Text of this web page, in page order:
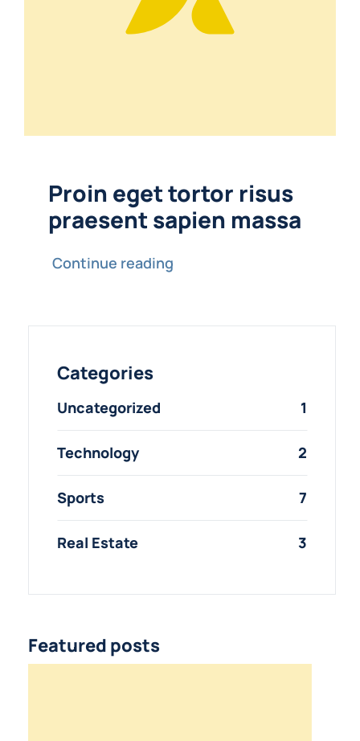
Proin eget tortor risus
praesent sapien massa
Continue reading
Categories
Uncategorized 1
Technology 2
Sports 7
Real Estate 3
Featured posts